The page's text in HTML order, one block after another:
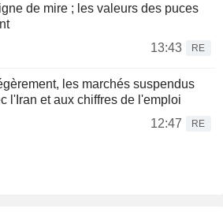
de mire ; les valeurs des puces
13:43
RE
les marchés suspendus
l'Iran et aux chiffres de l'emploi
12:47
RE